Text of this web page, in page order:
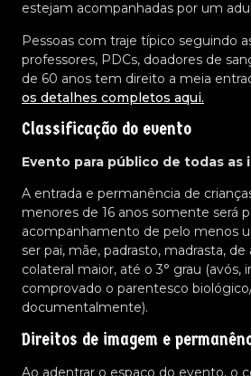
estejam acompanhadas por um
Pessoas com traje típico seguindo
professores, PDCs, doadores de
de 60 anos tem direito a meia
os detalhes completos aqui.
Classificação do evento
Evento para público de todas as
A entrada e permanência de
menores de 16 anos somente será
acompanhamento de pelo menos
ser pai, mãe, padrasto, madrasta,
colateral maior, até o 3° grau (avós,
comprovado o parentesco
documentalmente).
Direitos de imagem e
Ao adentrar o espaço do evento, o